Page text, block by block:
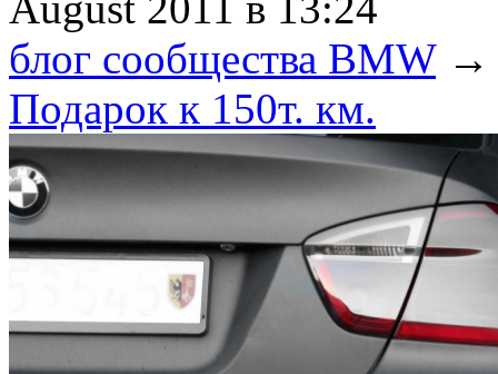
блог сообщества BMW→
Подарок к 150т. км.